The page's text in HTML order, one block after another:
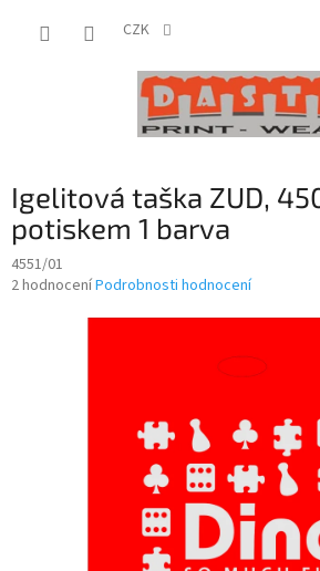
CZK
Igelitová taška ZUD,
potiskem 1 barva
4551/01
Průměrné
2 hodnoceníPodrobnosti hodnocení